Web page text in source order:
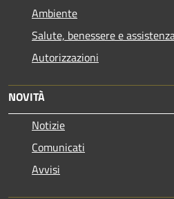
Ambiente
Salute, benessere e
Autorizzazioni
NOVITÀ
Notizie
Comunicati
Avvisi